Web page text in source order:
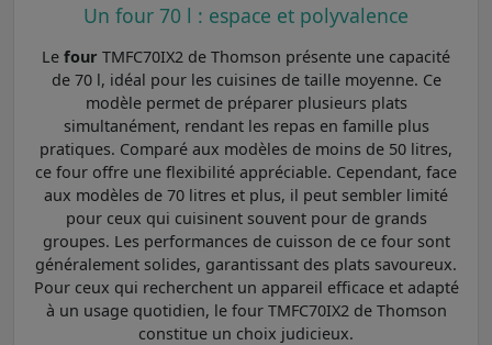
Un four 70 l : espace et polyvalence
Le four TMFC70IX2 de Thomson présente une capacité
de 70 l, idéal pour les cuisines de taille moyenne. Ce
modèle permet de préparer plusieurs plats
simultanément, rendant les repas en famille plus
pratiques. Comparé aux modèles de moins de 50 litres,
ce four offre une flexibilité appréciable. Cependant, face
aux modèles de 70 litres et plus, il peut sembler limité
pour ceux qui cuisinent souvent pour de grands
groupes. Les performances de cuisson de ce four sont
généralement solides, garantissant des plats savoureux.
Pour ceux qui recherchent un appareil efficace et adapté
à un usage quotidien, le four TMFC70IX2 de Thomson
constitue un choix judicieux.